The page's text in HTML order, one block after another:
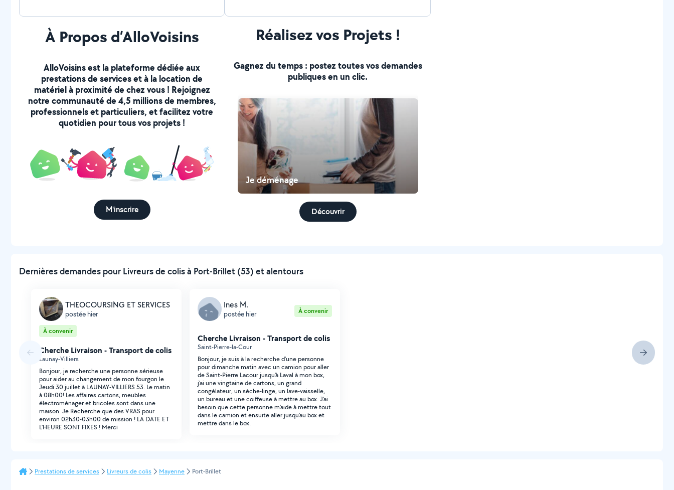
À Propos d’AlloVoisins
AlloVoisins est la plateforme dédiée aux
prestations de services et à la location de
matériel à proximité de chez vous ! Rejoignez
notre communauté de 4,5 millions de membres,
professionnels et particuliers, et facilitez votre
quotidien pour tous vos projets !
M'inscrire
Réalisez vos Projets !
Gagnez du temps : postez toutes vos demandes
publiques en un clic.
Je déménage
Découvrir
Dernières demandes pour Livreurs de colis à Port-Brillet (53) et alentours
THEOCOURSING ET SERVICES
postée hier
À convenir
Cherche Livraison - Transport de colis
Launay-Villiers
Bonjour, je recherche une personne sérieuse
pour aider au changement de mon fourgon le
Jeudi 30 juillet à LAUNAY-VILLIERS 53. Le matin
à 08h00! Les affaires cartons, meubles
électroménager et bricoles sont dans une
maison. Je Recherche que des VRAS pour
environ 02h30-03h00 de mission ! LA DATE ET
L'HEURE SONT FIXES ! Merci
Ines M.
postée hier À convenir
Cherche Livraison - Transport de colis
Saint-Pierre-la-Cour
Bonjour, je suis à la recherche d'une personne
pour dimanche matin avec un camion pour aller
de Saint-Pierre Lacour jusqu'à Laval à mon box,
j'ai une vingtaine de cartons, un grand
congélateur, un sèche-linge, un lave-vaisselle,
un bureau et une coiffeuse à mettre au box. J'ai
besoin que cette personne m'aide à mettre tout
dans le camion et ensuite aller jusqu'au box et
mettre dans le box.
Prestations de services Livreurs de colis Mayenne Port-Brillet